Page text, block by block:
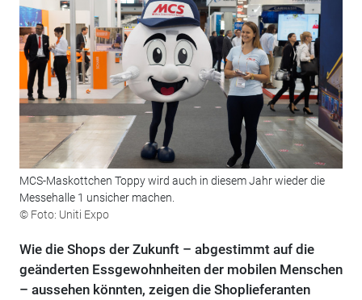
MCS-Maskottchen Toppy wird auch in diesem Jahr wieder die
Messehalle 1 unsicher machen.
© Foto: Uniti Expo
Wie die Shops der Zukunft – abgestimmt auf die
geänderten Essgewohnheiten der mobilen Menschen
– ­aussehen könnten, zeigen die Shoplieferanten